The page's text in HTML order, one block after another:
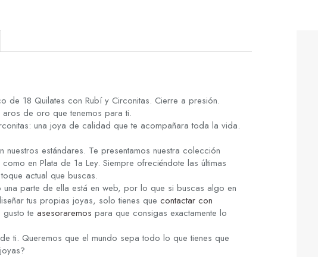
de 18 Quilates con Rubí y Circonitas. Cierre a presión.
de oro que tenemos para ti.
una joya de calidad que te acompañara toda la vida.
estándares. Te presentamos nuestra colección
en Plata de 1a Ley. Siempre ofreciéndote las últimas
actual que buscas.
parte de ella está en web, por lo que si buscas algo en
tus propias joyas, solo tienes que contactar con
gusto te asesoraremos para que consigas exactamente lo
ti. Queremos que el mundo sepa todo lo que tienes que